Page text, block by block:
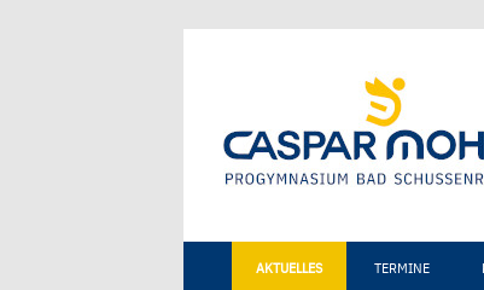
AKTUELLES TERMINE